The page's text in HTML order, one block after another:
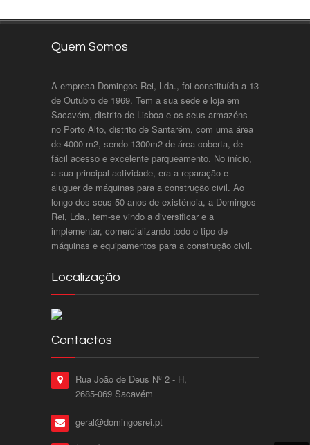
Quem Somos
A empresa Domingos Rei, Lda., foi constituída a 13
de Outubro de 1969. Tem a sua sede e loja em
Sacavém, distrito de Lisboa e os seus armazéns
no Porto Alto, distrito de Santarém, com uma área
de 4000 m2, sendo 1300m2 de área coberta, de
fácil acesso e excelente parqueamento. No início,
a sua principal actividade, era a reparação e
aluguer de máquinas para a construção civil. Ao
longo dos seus 50 anos de existência, a Domingos
Rei, Lda., tem-se vindo a diversificar e a
implementar, comercializando todo o tipo de
máquinas e equipamentos para a construção civil.
Localização
Contactos
Rua João de Deus Nº 2 - H,
2685-069 Sacavém
geral@domingosrei.pt